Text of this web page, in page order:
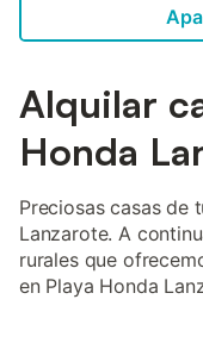
Alquilar
Honda
Preciosas casas de
Lanzarote. A
rurales que
en Playa Honda